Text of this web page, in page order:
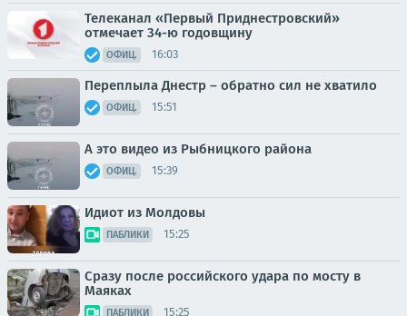
Телеканал «Первый Приднестровский»
отмечает 34-ю годовщину
ОФИЦ. 16:03
Переплыла Днестр – обратно сил не хватило
ОФИЦ. 15:51
А это видео из Рыбницкого района
ОФИЦ. 15:39
Идиот из Молдовы
ПАБЛИКИ 15:25
Сразу после российского удара по мосту в
Маяках
ПАБЛИКИ 15:25